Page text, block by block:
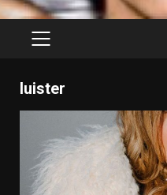
PRIMARY
luister